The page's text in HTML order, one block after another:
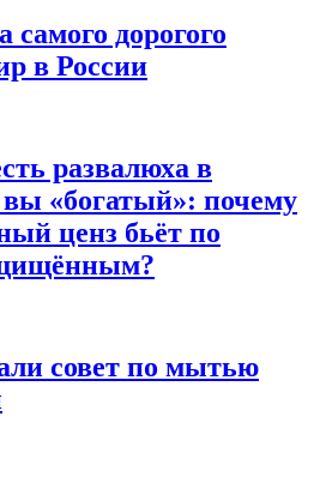
самого дорогого
в России
развалюха в
«богатый»: почему
ценз бьёт по
совет по мытью